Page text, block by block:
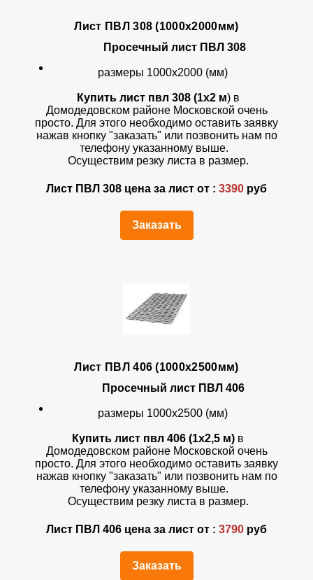
Лист ПВЛ 308 (1000х2000мм)
Просечный лист ПВЛ 308
размеры 1000х2000 (мм)
Купить лист пвл 308 (1х2 м) в
Домодедовском районе Московской очень
просто. Для этого необходимо оставить заявку
нажав кнопку "заказать" или позвонить нам по
телефону указанному выше.
Осуществим резку листа в размер.
Лист ПВЛ 308 цена за лист от : 3390 руб
Заказать
Лист ПВЛ 406 (1000х2500мм)
Просечный лист ПВЛ 406
размеры 1000х2500 (мм)
Купить лист пвл 406 (1х2,5 м) в
Домодедовском районе Московской очень
просто. Для этого необходимо оставить заявку
нажав кнопку "заказать" или позвонить нам по
телефону указанному выше.
Осуществим резку листа в размер.
Лист ПВЛ 406 цена за лист от : 3790 руб
Заказать